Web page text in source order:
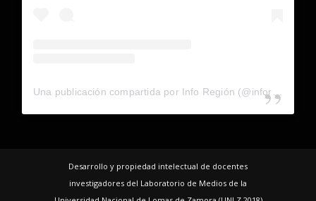
Desarrollo y propiedad intelectual de docentes
investigadores del Laboratorio de Medios de la